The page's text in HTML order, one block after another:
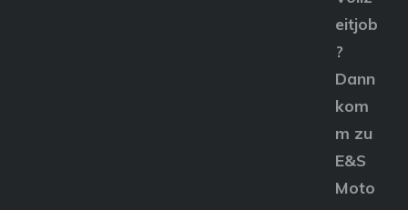
eitjob
?
Dann
kom
m zu
E&S
Moto